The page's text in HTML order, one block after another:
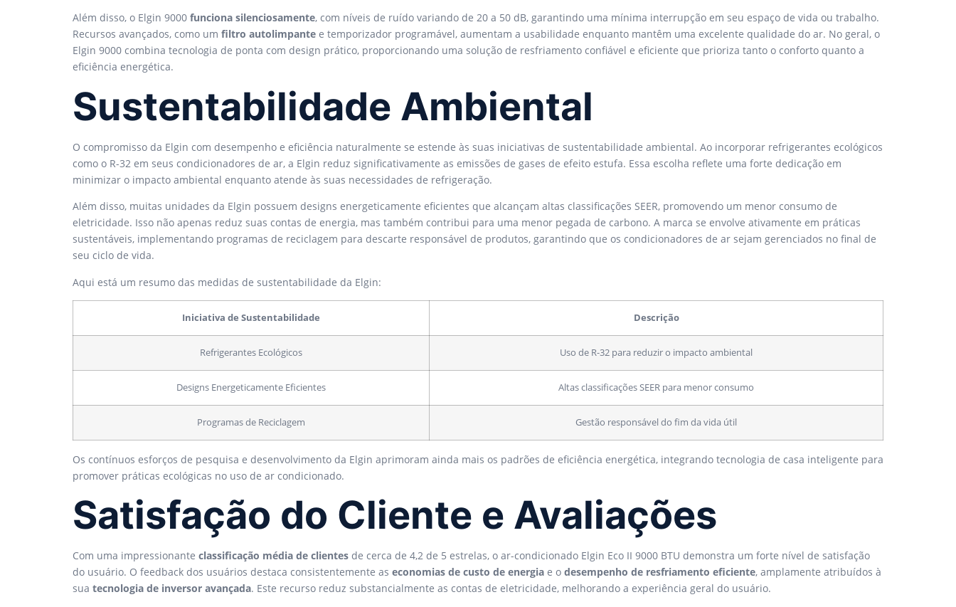
Além disso, o Elgin 9000 funciona silenciosamente, com níveis de ruído variando de 20 a 50 dB, garantindo uma mínima interrupção em seu espaço de vida ou trabalho.
Recursos avançados, como um filtro autolimpante e temporizador programável, aumentam a usabilidade enquanto mantêm uma excelente qualidade do ar. No geral, o
Elgin 9000 combina tecnologia de ponta com design prático, proporcionando uma solução de resfriamento confiável e eficiente que prioriza tanto o conforto quanto a
eficiência energética.
Sustentabilidade Ambiental
O compromisso da Elgin com desempenho e eficiência naturalmente se estende às suas iniciativas de sustentabilidade ambiental. Ao incorporar refrigerantes ecológicos
como o R-32 em seus condicionadores de ar, a Elgin reduz significativamente as emissões de gases de efeito estufa. Essa escolha reflete uma forte dedicação em
minimizar o impacto ambiental enquanto atende às suas necessidades de refrigeração.
Além disso, muitas unidades da Elgin possuem designs energeticamente eficientes que alcançam altas classificações SEER, promovendo um menor consumo de
eletricidade. Isso não apenas reduz suas contas de energia, mas também contribui para uma menor pegada de carbono. A marca se envolve ativamente em práticas
sustentáveis, implementando programas de reciclagem para descarte responsável de produtos, garantindo que os condicionadores de ar sejam gerenciados no final de
seu ciclo de vida.
Aqui está um resumo das medidas de sustentabilidade da Elgin:
Iniciativa de Sustentabilidade Descrição
Refrigerantes Ecológicos Uso de R-32 para reduzir o impacto ambiental
Designs Energeticamente Eficientes Altas classificações SEER para menor consumo
Programas de Reciclagem Gestão responsável do fim da vida útil
Os contínuos esforços de pesquisa e desenvolvimento da Elgin aprimoram ainda mais os padrões de eficiência energética, integrando tecnologia de casa inteligente para
promover práticas ecológicas no uso de ar condicionado.
Satisfação do Cliente e Avaliações
Com uma impressionante classificação média de clientes de cerca de 4,2 de 5 estrelas, o ar-condicionado Elgin Eco II 9000 BTU demonstra um forte nível de satisfação
do usuário. O feedback dos usuários destaca consistentemente as economias de custo de energia e o desempenho de resfriamento eficiente, amplamente atribuídos à
sua tecnologia de inversor avançada. Este recurso reduz substancialmente as contas de eletricidade, melhorando a experiência geral do usuário.